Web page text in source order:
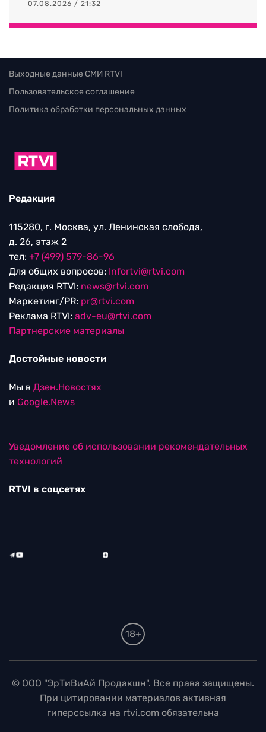
07.08.2026 / 21:32
Выходные данные СМИ RTVI
Пользовательское соглашение
Политика обработки персональных данных
Редакция
115280, г. Москва, ул. Ленинская слобода,
д. 26, этаж 2
тел: +7 (499) 579-86-96
Для общих вопросов: Infortvi@rtvi.com
Редакция RTVI: news@rtvi.com
Маркетинг/PR: pr@rtvi.com
Реклама RTVI: adv-eu@rtvi.com
Партнерские материалы
Достойные новости
Мы в Дзен.Новостях
и Google.News
Уведомление об использовании рекомендательных
технологий
RTVI в соцсетях
18+
© ООО "ЭрТиВиАй Продакшн". Все права защищены.
При цитировании материалов активная
гиперссылка на rtvi.com обязательна